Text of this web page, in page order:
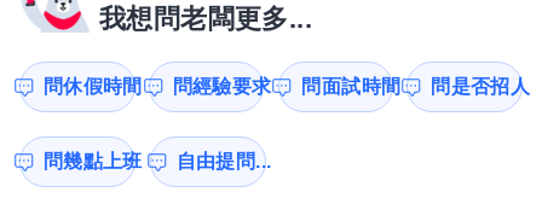
我想問老闆更多...
問休假時間 問經驗要求 問面試時間 問是否招人
問幾點上班 自由提問...